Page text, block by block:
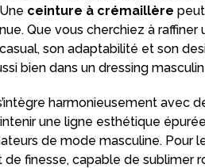
ceinture à crémaillère
Que vous cherchiez à raffiner
son adaptabilité et son
bien dans un dressing
harmonieusement avec
une ligne esthétique
de mode masculine. Pour
finesse, capable de sublimer